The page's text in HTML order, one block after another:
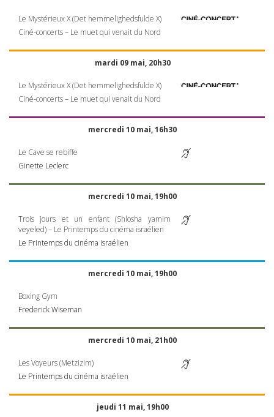
Le Mystérieux X (Det hemmelighedsfulde X)
Ciné-concerts – Le muet qui venait du Nord
mardi 09 mai, 20h30
Le Mystérieux X (Det hemmelighedsfulde X)
Ciné-concerts – Le muet qui venait du Nord
mercredi 10 mai, 16h30
Le Cave se rebiffe
Ginette Leclerc
mercredi 10 mai, 19h00
Trois jours et un enfant (Shlosha yamim
veyeled) – Le Printemps du cinéma israélien
Le Printemps du cinéma israélien
mercredi 10 mai, 19h00
Boxing Gym
Frederick Wiseman
mercredi 10 mai, 21h00
Les Voyeurs (Metzizim)
Le Printemps du cinéma israélien
jeudi 11 mai, 19h00